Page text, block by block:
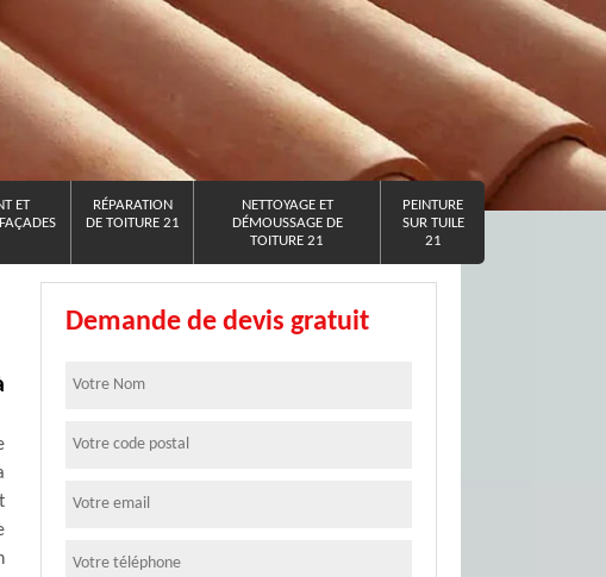
ET
RÉPARATION
DE TOITURE 21
NETTOYAGE ET
DÉMOUSSAGE DE
TOITURE 21
PEINTURE
SUR TUILE
21
Demande de devis gratuit